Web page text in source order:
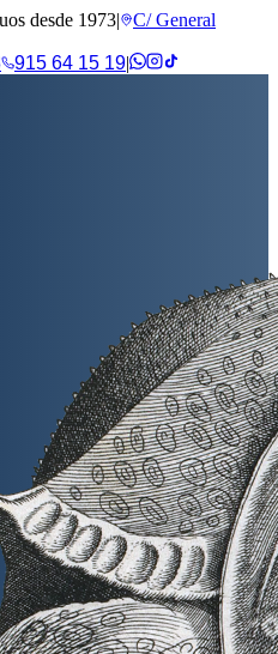
desde 1973|
C/ General
915 64 15 19|